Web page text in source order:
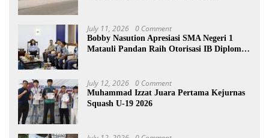
July 11, 2026 0 Comment
Bobby Nasution Apresiasi SMA Negeri 1
Matauli Pandan Raih Otorisasi IB Diploma
July 12, 2026 0 Comment
Muhammad Izzat Juara Pertama Kejurnas
Squash U-19 2026